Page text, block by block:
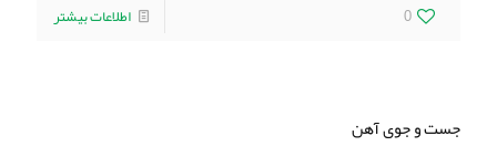
0
اطلاعات بیشتر
جست و جوی آهن